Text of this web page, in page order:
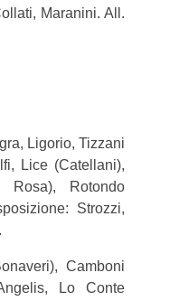
Maranini. All.
Ligorio, Tizzani
Lice (Catellani),
Rosa), Rotondo
Strozzi,
Camboni
Lo Conte